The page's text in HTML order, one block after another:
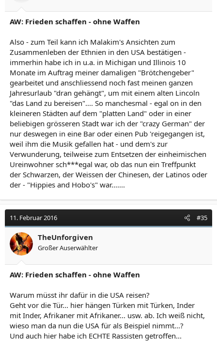
AW: Frieden schaffen - ohne Waffen
Also - zum Teil kann ich Malakim's Ansichten zum
Zusammenleben der Ethnien in den USA bestätigen -
immerhin habe ich in u.a. in Michigan und Illinois 10
Monate im Auftrag meiner damaligen "Brötchengeber"
gearbeitet und anschliessend noch fast meinen ganzen
Jahresurlaub "dran gehängt", um mit einem alten Lincoln
"das Land zu bereisen".... So manchesmal - egal on in den
kleineren Städten auf dem "platten Land" oder in einer
beliebigen grösseren Stadt war ich der "crazy German" der
nur deswegen in eine Bar oder einen Pub 'reigegangen ist,
weil ihm die Musik gefallen hat - und dem's zur
Verwunderung, teilweise zum Entsetzen der einheimischen
Ureinwohner sch***egal war, ob das nun ein Treffpunkt
der Schwarzen, der Weissen der Chinesen, der Latinos oder
der - "Hippies and Hobo's" war.......
11. Februar 2016 #35
TheUnforgiven
Großer Auserwählter
AW: Frieden schaffen - ohne Waffen
Warum müsst ihr dafür in die USA reisen?
Geht vor die Tür... hier hängen Türken mit Türken, Inder
mit Inder, Afrikaner mit Afrikaner... usw. ab. Ich weiß nicht,
wieso man da nun die USA für als Beispiel nimmt...?
Und auch hier habe ich ECHTE Rassisten getroffen...